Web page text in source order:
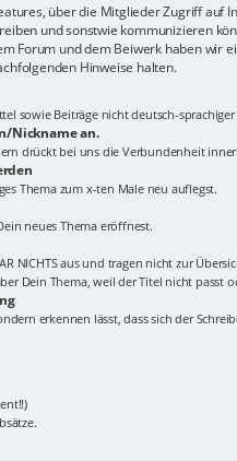
über die Mitglieder Zugriff
und sonstwie kommunizieren
Forum und dem Beiwerk haben wir
Hinweise halten.
sowie Beiträge nicht deutsch-
Nickname an.
drückt bei uns die Verbundenheit
Thema zum x-ten Male neu auflegst.
neues Thema eröffnest.
NICHTS aus und tragen nicht zur
Dein Thema, weil der Titel nicht passt
erkennen lässt, dass sich der